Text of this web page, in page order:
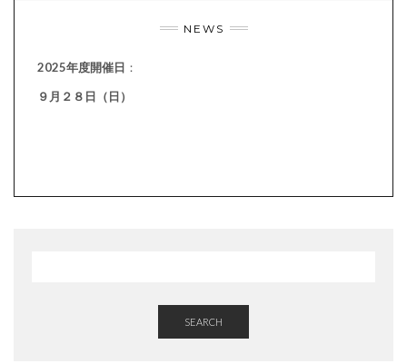
NEWS
2025年度開催日 ：
９月２８日（日）
SEARCH